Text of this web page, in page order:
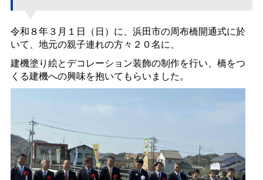
令和８年３月１日（日）に、浜田市の周布橋開通式に於
いて、地元の親子連れの方々２０名に、
建機塗り絵とデコレーション装飾の制作を行い、橋をつ
くる建機への興味を抱いてもらいました。